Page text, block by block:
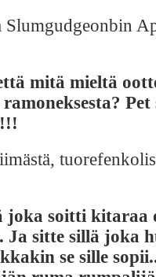
mitä mieltä
Pet
joka soitti kitaraa
sitte sillä joka
se sille